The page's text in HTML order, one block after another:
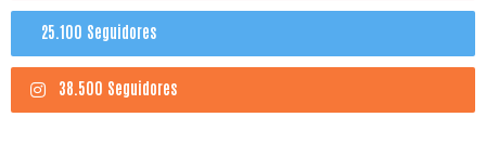
25.100 Seguidores
38.500 Seguidores